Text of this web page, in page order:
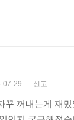
07-29 신고
꾸 꺼내는게 재